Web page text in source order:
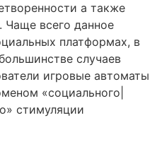
а также
Чаще всего данное
платформах, в
случаев
игровые автоматы
«социального|
стимуляции